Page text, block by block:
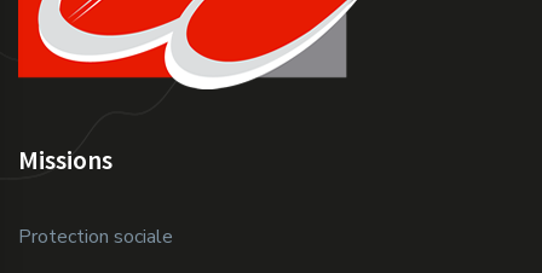
Missions
Protection sociale